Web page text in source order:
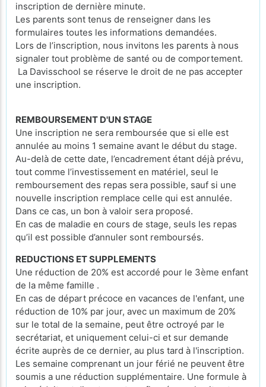
inscription de dernière minute.
Les parents sont tenus de renseigner dans les
formulaires toutes les informations demandées.
Lors de l’inscription, nous invitons les parents à nous
signaler tout problème de santé ou de comportement.
La Davisschool se réserve le droit de ne pas accepter
une inscription.
REMBOURSEMENT D'UN STAGE
Une inscription ne sera remboursée que si elle est
annulée au moins 1 semaine avant le début du stage.
Au-delà de cette date, l’encadrement étant déjà prévu,
tout comme l’investissement en matériel, seul le
remboursement des repas sera possible, sauf si une
nouvelle inscription remplace celle qui est annulée.
Dans ce cas, un bon à valoir sera proposé.
En cas de maladie en cours de stage, seuls les repas
qu’il est possible d’annuler sont remboursés.
REDUCTIONS ET SUPPLEMENTS
Une réduction de 20% est accordé pour le 3ème enfant
de la même famille .
En cas de départ précoce en vacances de l'enfant, une
réduction de 10% par jour, avec un maximum de 20%
sur le total de la semaine, peut être octroyé par le
secrétariat, et uniquement celui-ci et sur demande
écrite auprès de ce dernier, au plus tard à l'inscription.
Les semaine comprenant un jour férié ne peuvent être
soumis a une réduction supplémentaire. Une formule à